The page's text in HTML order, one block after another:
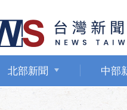
北部新聞 中部